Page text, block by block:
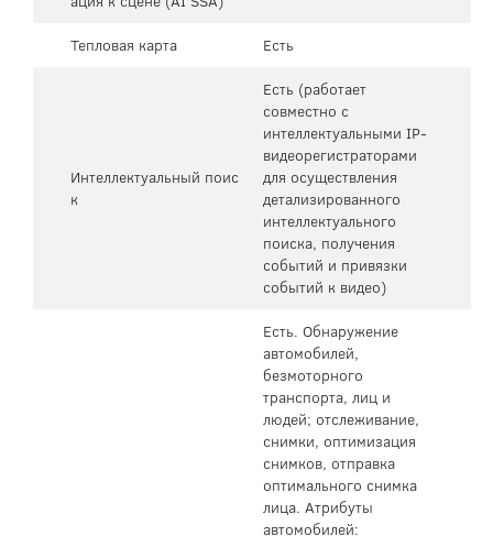
Тепловая карта Есть
Интеллектуальный поис
к
Есть (работает
совместно с
интеллектуальными IP-
видеорегистраторами
для осуществления
детализированного
интеллектуального
поиска, получения
событий и привязки
событий к видео)
Есть. Обнаружение
автомобилей,
безмоторного
транспорта, лиц и
людей; отслеживание,
снимки, оптимизация
снимков, отправка
оптимального снимка
лица. Атрибуты
автомобилей: